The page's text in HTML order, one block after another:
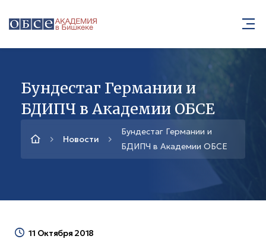
Бундестаг Германии и
БДИПЧ в Академии ОБСЕ
Новости
Бундестаг Германии и
БДИПЧ в Академии ОБСЕ
11 Октября 2018